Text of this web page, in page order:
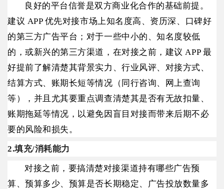
良好的平台信誉是双方商业化合作的基础前提。
建议 APP 优先对接市场上知名度高、资历深、口碑好
的第三方广告平台；对于一些中小的、知名度较低
的，或新兴的第三方渠道，在对接之前，建议 APP 最
好提前了解清楚其背景实力、行业风评、对接方式、
结算方式、账期长短等情况（同行咨询、网上查询
等），并且尤其要重点调查清楚其是否有无故扣量、
账期拖延等情况，以避免因盲目对接而带来后期不必
要的风险和损失。
2.填充/消耗能力
对接之前，要搞清楚对接渠道持有哪些广告预
算、预算多少、预算是否长期稳定、广告投放数量多